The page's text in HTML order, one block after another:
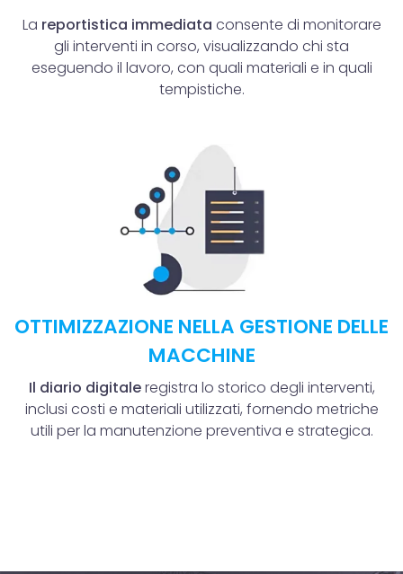
La reportistica immediata consente di monitorare
gli interventi in corso, visualizzando chi sta
eseguendo il lavoro, con quali materiali e in quali
tempistiche.
OTTIMIZZAZIONE NELLA GESTIONE DELLE
MACCHINE
Il diario digitaleregistra lo storico degli interventi,
inclusi costi e materiali utilizzati, fornendo metriche
utili per la manutenzione preventiva e strategica.